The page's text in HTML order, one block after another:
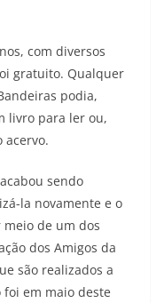
com diversos
gratuito. Qualquer
podia,
livro para ler ou,
sendo
la novamente e o
meio de um dos
dos Amigos da
são realizados a
em maio deste